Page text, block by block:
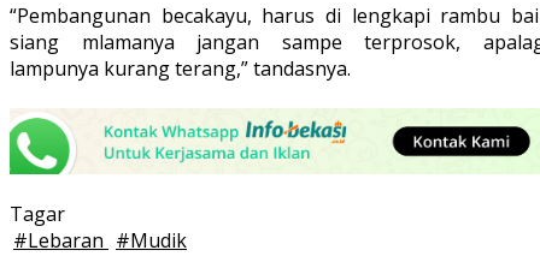
“Pembangunan becakayu, harus di lengkapi rambu
siang mlamanya jangan sampe terprosok,
lampunya kurang terang,” tandasnya.
Tagar
#Lebaran #Mudik